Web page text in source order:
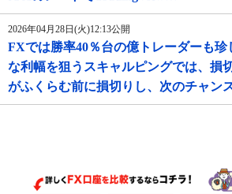
2026年04月28日(火)12:13公開
FXでは勝率40％台の億トレーダーも珍
な利幅を狙うスキャルピングでは、損
がふくらむ前に損切りし、次のチャン